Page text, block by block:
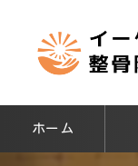
ホーム